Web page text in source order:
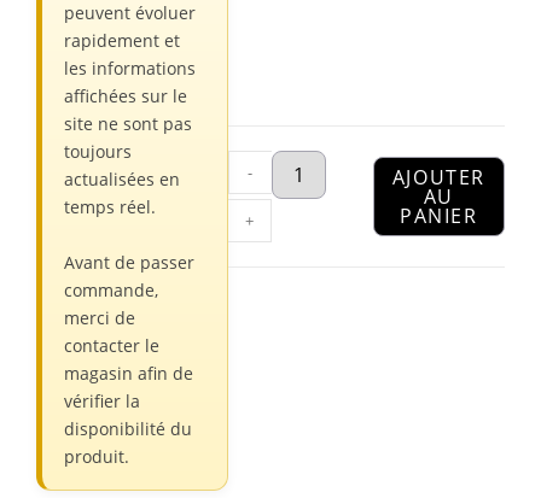
peuvent évoluer
rapidement et
les informations
affichées sur le
site ne sont pas
toujours
actualisées en
temps réel.
Avant de passer
commande,
merci de
contacter le
magasin afin de
vérifier la
disponibilité du
produit.
-
+
AJOUTER
AU
PANIER